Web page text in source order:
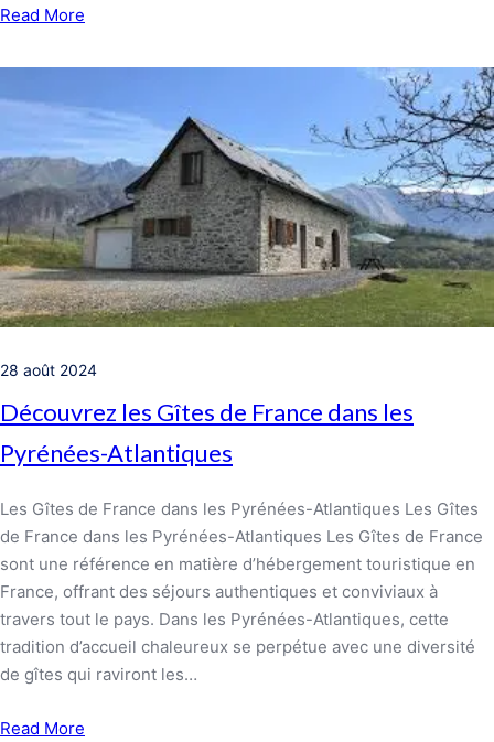
Read More
28 août 2024
Découvrez les Gîtes de France dans les
Pyrénées-Atlantiques
Les Gîtes de France dans les Pyrénées-Atlantiques Les Gîtes
de France dans les Pyrénées-Atlantiques Les Gîtes de France
sont une référence en matière d’hébergement touristique en
France, offrant des séjours authentiques et conviviaux à
travers tout le pays. Dans les Pyrénées-Atlantiques, cette
tradition d’accueil chaleureux se perpétue avec une diversité
de gîtes qui raviront les…
Read More